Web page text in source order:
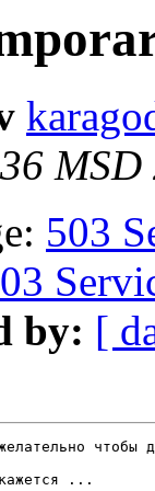
MSD
503
by: [
чтобы
...